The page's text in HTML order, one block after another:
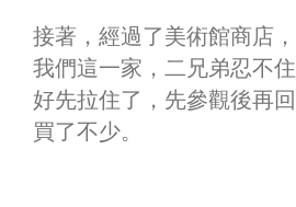
接著，經過了美術館商店
我們這一家，二兄弟忍不
好先拉住了，先參觀後再
買了不少。